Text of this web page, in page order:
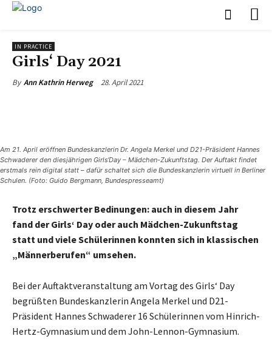
IN PRACTICE
Girls‘ Day 2021
By Ann Kathrin Herweg 28. April 2021
Am 21. April eröffnen Bundeskanzlerin Dr. Angela Merkel und D21-Präsident Hannes
Schwaderer den diesjährigen Girls‘Day – Mädchen-Zukunftstag. Der Auftakt findet
erstmals rein digital statt – dafür schaltet sich die Bundeskanzlerin virtuell in Berliner
Schulen. (Foto: Guido Bergmann, Bundespresseamt)
Trotz erschwerter Bedinungen: auch in diesem Jahr
fand der Girls‘ Day oder auch Mädchen-Zukunftstag
statt und viele Schülerinnen konnten sich in klassischen
„Männerberufen“ umsehen.
Bei der Auftaktveranstaltung am Vortag des Girls‘ Day
begrüßten Bundeskanzlerin Angela Merkel und D21-
Präsident Hannes Schwaderer 16 Schülerinnen vom Hinrich-
Hertz-Gymnasium und dem John-Lennon-Gymnasium.